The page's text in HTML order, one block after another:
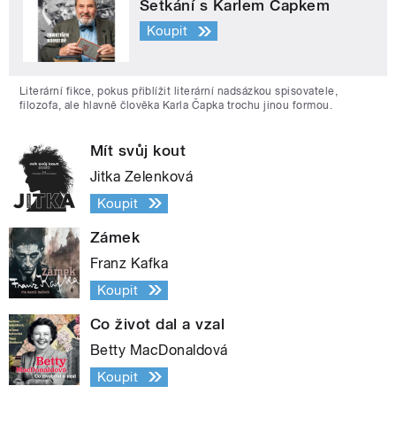
Setkání s Karlem Čapkem
Koupit
Literární fikce, pokus přiblížit literární nadsázkou spisovatele,
filozofa, ale hlavně člověka Karla Čapka trochu jinou formou.
Mít svůj kout
Jitka Zelenková
Koupit
Zámek
Franz Kafka
Koupit
Co život dal a vzal
Betty MacDonaldová
Koupit